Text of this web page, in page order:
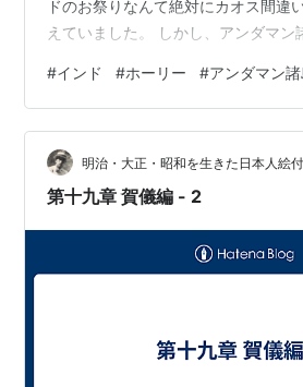
ドのお祭りなんて絶対にカオス間違
えていました。 しかし、アンダマン
海外のお祭り初心者にとってはすご
す。 ホーリーをどこで過ごそうか考
とホーリーを楽しみたい方へ、参考
なかなかアンダマン諸島まで行けな
さん載せているので、雰囲気だけで
#インド #ホーリー #アンダマン
明治・大正・昭和を生きた日本人絵
第十九章 賀儀編 - 2